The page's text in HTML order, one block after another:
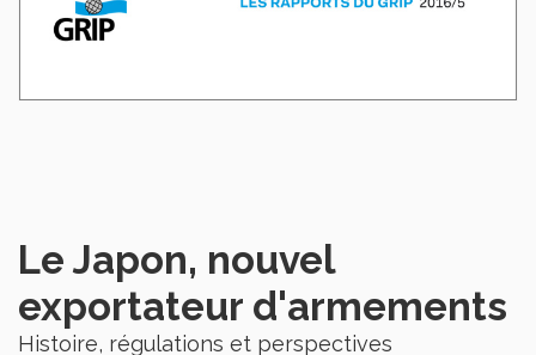
Le Japon, nouvel
exportateur d'armements
Histoire, régulations et perspectives